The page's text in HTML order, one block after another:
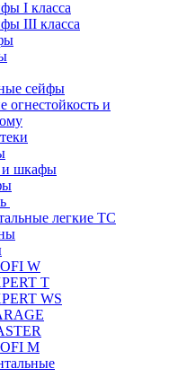
I класса
III класса
сейфы
и
и шкафы
легкие ТС
W
T
WS
M